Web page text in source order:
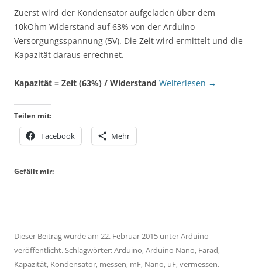
Zuerst wird der Kondensator aufgeladen über dem
10kOhm Widerstand auf 63% von der Arduino
Versorgungsspannung (5V). Die Zeit wird ermittelt und die
Kapazität daraus errechnet.
Kapazität = Zeit (63%) / Widerstand Weiterlesen →
Teilen mit:
Facebook Mehr
Gefällt mir:
Dieser Beitrag wurde am 22. Februar 2015 unterArduino
veröffentlicht. Schlagwörter:Arduino,Arduino Nano, Farad,
Kapazität, Kondensator, messen, mF, Nano, uF,vermessen.